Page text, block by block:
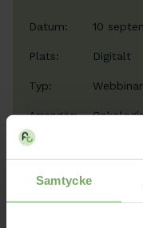
Samtycke
Datum: 10
Plats: Digitalt
Typ: Webbinar
Arrangör:
Möteslänk